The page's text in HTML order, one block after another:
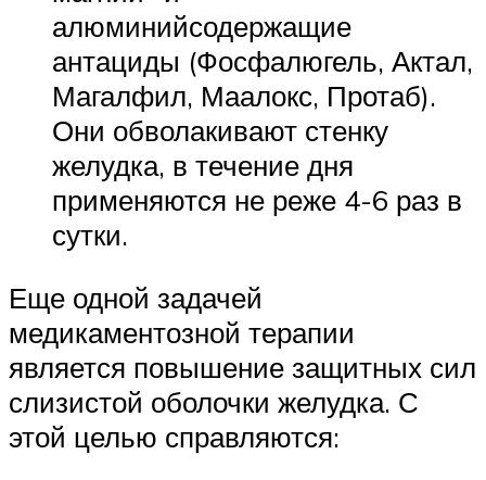
алюминийсодержащие
антациды (Фосфалюгель, Актал,
Магалфил, Маалокс, Протаб).
Они обволакивают стенку
желудка, в течение дня
применяются не реже 4-6 раз в
сутки.
Еще одной задачей
медикаментозной терапии
является повышение защитных сил
слизистой оболочки желудка. С
этой целью справляются: